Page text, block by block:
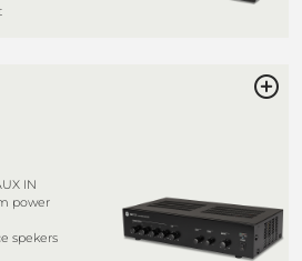
IN
power
spekers